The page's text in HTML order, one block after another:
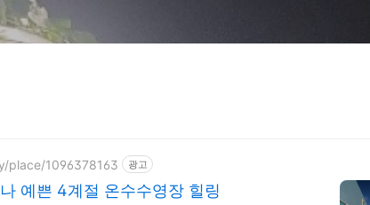
place/1096378163 광고
예쁜 4계절 온수수영장 힐링